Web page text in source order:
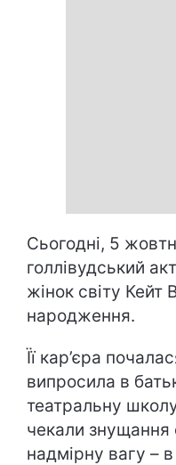
Сьогодні, 5
голлівудський
жінок світу Кейт
народження.
Її кар’єра
випросила в
театральну
чекали знущання
надмірну вагу –